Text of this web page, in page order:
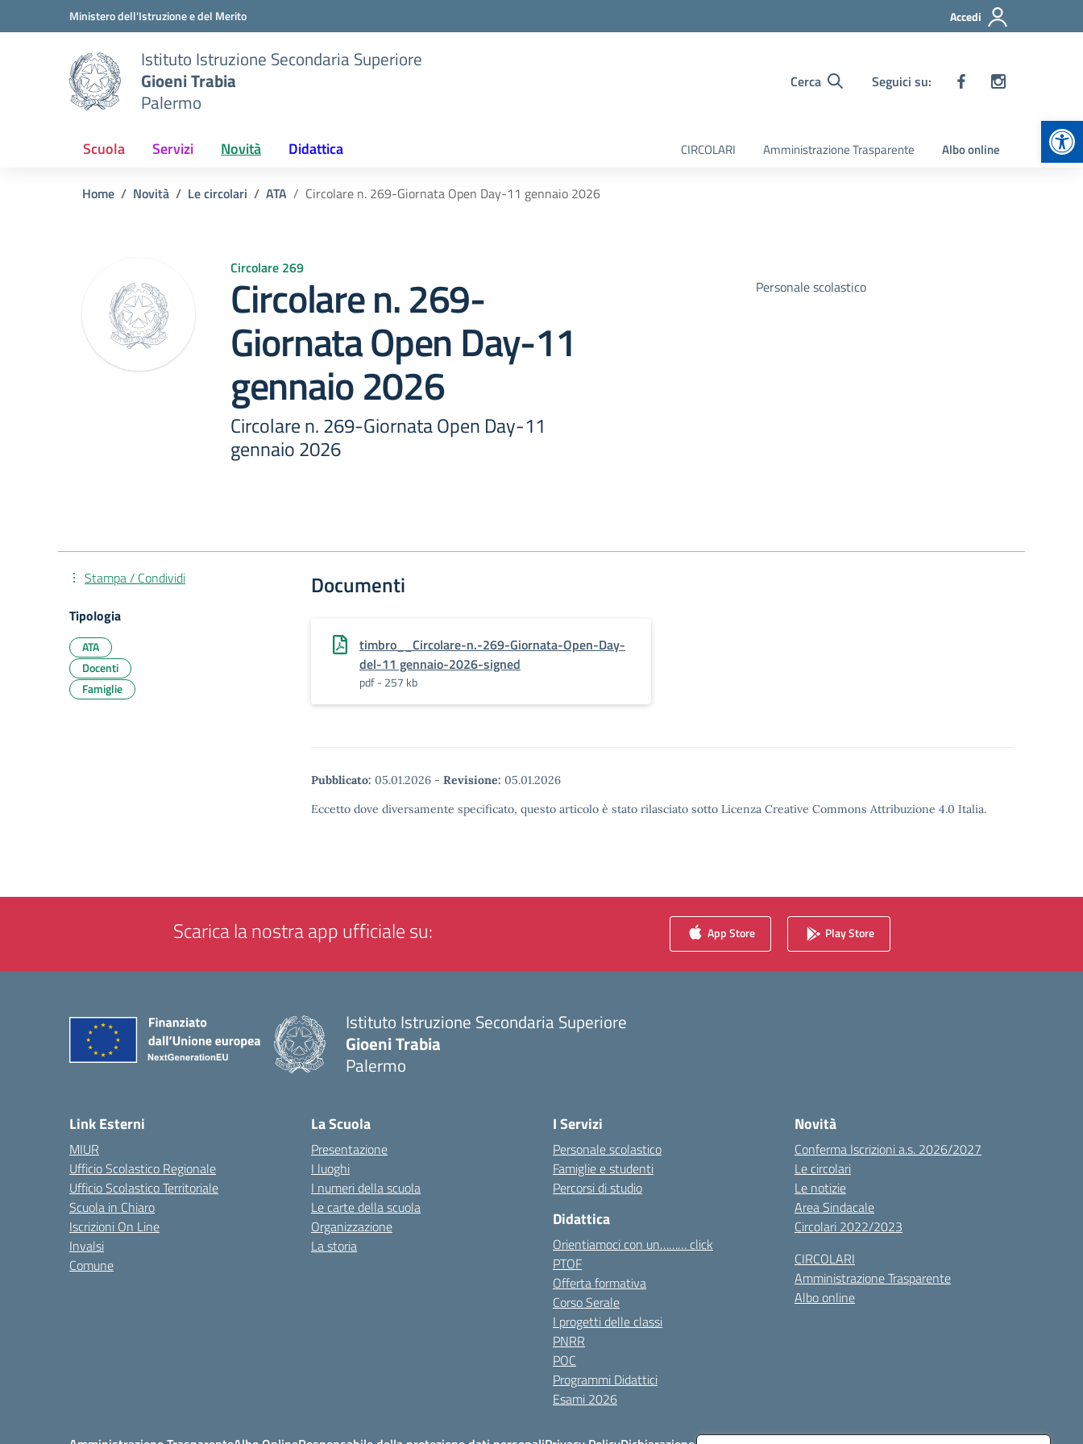
Vai ai contenuti
Vai al menu di navigazioneMinistero dell'Istruzione e del Merito Accedi
Istituto Istruzione Secondaria Superiore
Gioeni Trabia
Palermo
Cerca Seguici su:
Scuola Servizi Novità Didattica CIRCOLARI Amministrazione Trasparente Albo online
Home Novità Le circolari ATA Circolare n. 269-Giornata Open Day-11 gennaio 2026
Circolare 269
Circolare n. 269-
Giornata Open Day-11
gennaio 2026
Circolare n. 269-Giornata Open Day-11
gennaio 2026
Personale scolastico
Documenti
timbro__Circolare-n.-269-Giornata-Open-Day-
del-11 gennaio-2026-signed
pdf - 257 kb
Pubblicato: 05.01.2026 - Revisione: 05.01.2026
Eccetto dove diversamente specificato, questo articolo è stato rilasciato sotto Licenza Creative Commons Attribuzione 4.0 Italia.
Stampa / Condividi
Tipologia
ATA
Docenti
Famiglie
Scarica la nostra app ufficiale su: App Store Play Store
Istituto Istruzione Secondaria Superiore
Gioeni Trabia
Palermo
Link Esterni
MIUR
Ufficio Scolastico Regionale
Ufficio Scolastico Territoriale
Scuola in Chiaro
Iscrizioni On Line
Invalsi
Comune
La Scuola
Presentazione
I luoghi
I numeri della scuola
Le carte della scuola
Organizzazione
La storia
I Servizi
Personale scolastico
Famiglie e studenti
Percorsi di studio
Didattica
Orientiamoci con un……… click
PTOF
Offerta formativa
Corso Serale
I progetti delle classi
PNRR
POC
Programmi Didattici
Esami 2026
Novità
Conferma Iscrizioni a.s. 2026/2027
Le circolari
Le notizie
Area Sindacale
Circolari 2022/2023
CIRCOLARI
Amministrazione Trasparente
Albo online